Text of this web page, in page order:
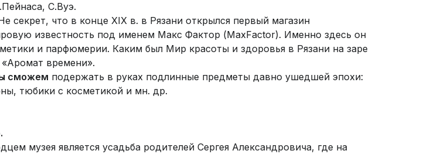
С.Вуэ.
секрет, что в конце XIX в. в Рязани открылся первый магазин
известность под именем Макс Фактор (MaxFactor). Именно здесь он
и парфюмерии. Каким был Мир красоты и здоровья в Рязани на заре
времени».
сможем подержать в руках подлинные предметы давно ушедшей эпохи:
тюбики с косметикой и мн. др.
музея является усадьба родителей Сергея Александровича, где на